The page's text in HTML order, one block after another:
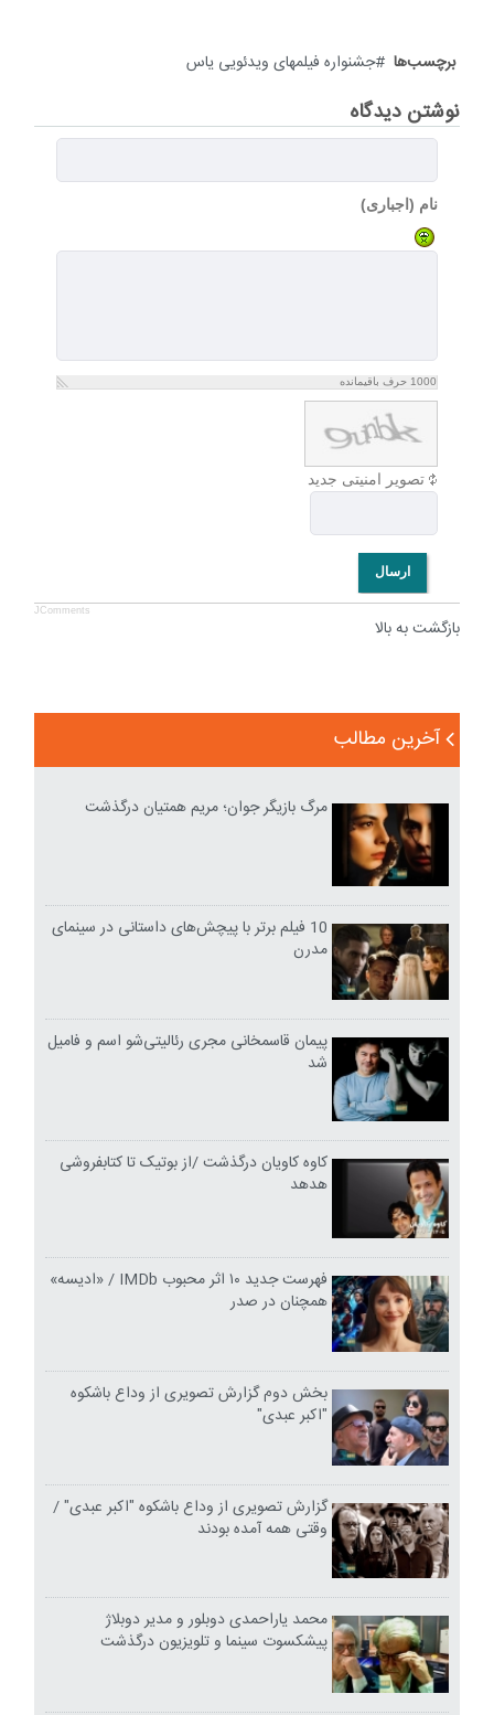
برچسب‌ها جشنواره فیلمهای ویدئویی یاس
نوشتن دیدگاه
نام (اجباری)
1000 حرف باقیمانده
تصویر امنیتی جدید
ارسال
JComments
بازگشت به بالا
آخرین مطالب
مرگ بازیگر جوان؛ مریم همتیان درگذشت
10 فیلم برتر با پیچش‌های داستانی در سینمای
مدرن
پیمان قاسمخانی مجری رئالیتی‌شو اسم و فامیل
شد
کاوه کاویان درگذشت /از بوتیک تا کتابفروشی
هدهد
فهرست جدید ۱۰ اثر محبوب IMDb / «ادیسه»
همچنان در صدر
بخش دوم گزارش تصویری از وداع باشکوه
"اکبر عبدی"
گزارش تصویری از وداع باشکوه "اکبر عبدی" /
وقتی همه آمده بودند
محمد یاراحمدی دوبلور و مدیر دوبلاژ
پیشکسوت سینما و تلویزیون درگذشت